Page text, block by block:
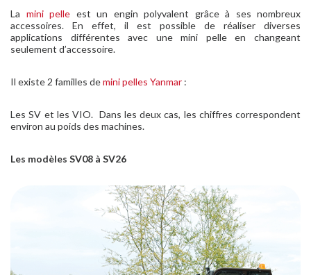
La mini pelle est un engin polyvalent grâce à ses nombreux
accessoires. En effet, il est possible de réaliser diverses
applications différentes avec une mini pelle en changeant
seulement d’accessoire.
Il existe 2 familles demini pelles Yanmar :
Les SV et les VIO. Dans les deux cas, les chiffres correspondent
environ au poids des machines.
Les modèles SV08 à SV26